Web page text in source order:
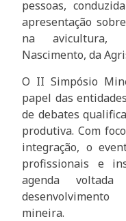
pessoas,
apresentação
na avicultura,
Nascimento, da
O II Simpósio
papel das
de debates
produtiva. Com
integração, o
profissionais e
agenda
mineira.